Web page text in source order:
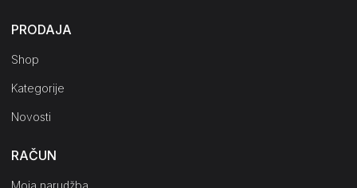
PRODAJA
Shop
Kategorije
Novosti
RAČUN